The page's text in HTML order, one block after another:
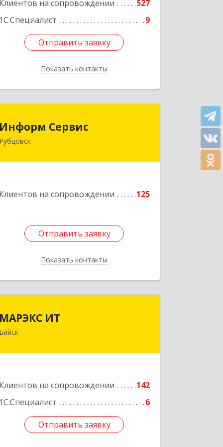
Клиентов на сопровождении
527
1С:Специалист
9
Отправить заявку
Показать контакты
Отправить заявку
Назад
Информ Сервис
Рубцовск
Клиентов на сопровождении 125
Отправить заявку
Показать контакты
658204, Алтайский край, Рубцовск г,
Отправить заявку
Назад
МАРЭКС ИТ
Бийск
Клиентов на сопровождении
142
1С:Специалист
6
Отправить заявку
Алтайский край, Бийск г, Разина, дом
Отправить заявку